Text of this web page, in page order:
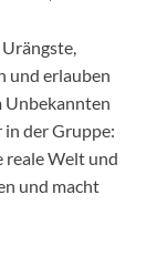
und erlauben
Unbekannten
in der Gruppe:
reale Welt und
und macht